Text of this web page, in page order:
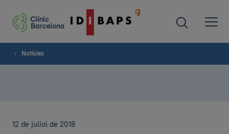
Notícies
12 de juliol de 2018